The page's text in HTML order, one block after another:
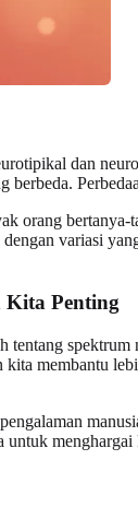
dan
berbeda.
orang
variasi
Kita Penting
membantu